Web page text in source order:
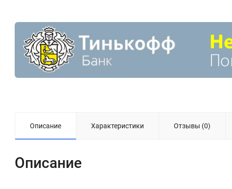
Описание Характеристики Отзывы (0)
Описание